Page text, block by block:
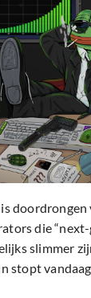
doordrongen
die “next-
slimmer
stopt